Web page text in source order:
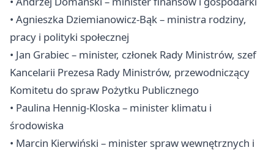
• Agnieszka Dziemianowicz-Bąk – ministra rodziny,
pracy i polityki społecznej
• Jan Grabiec – minister, członek Rady Ministrów, szef
Kancelarii Prezesa Rady Ministrów, przewodniczący
Komitetu do spraw Pożytku Publicznego
• Paulina Hennig-Kloska – minister klimatu i
środowiska
• Marcin Kierwiński – minister spraw wewnętrznych i